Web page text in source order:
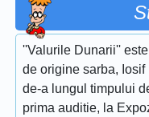
''Valurile Dunarii''
de origine sarba,
de-a lungul timpului
prima auditie, la